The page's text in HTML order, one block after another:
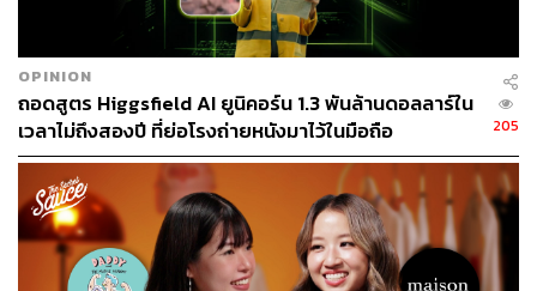
มันจะมีความลึกแบบคนทำจริงจะรู้กัน ไม่โลกสวย อยู่ใน
ความเป็นจริง และพวกคอนเทนต์ฮาวทู เรื่องราว
ประสบการณ์ต่างๆ มีทั้งเอามาจากแหล่งที่น่าเชื่อถือและคัด
มาเรียบเรียงให้ ด้วย Know-How ทางคอนเทนต์ที่ทีมเรามี แม้
บางครั้งเรื่องเดียวกันแต่เราก็มีมุมใหม่ๆ เล่าออกไป จึงเกิด
ความแตกต่างที่ชัดเจนครับ คือคนอ่านจะรู้เลยว่าโทนแบบนี้
ของเพจ 100WEALTH ในข้อความหลังบ้านบางทีจะมีลูกเพจ
ทักมาหาว่ามีคนก๊อบปี้คอนเทนต์เราไปเพราะจำได้อยู่บ่อยๆ
เลยครับ
OPINION
ถอดสูตร Higgsfield AI ยูนิคอร์น 1.3 พันล้านดอลลาร์ใน
เวลาไม่ถึงสองปี ที่ย่อโรงถ่ายหนังมาไว้ในมือถือ
205